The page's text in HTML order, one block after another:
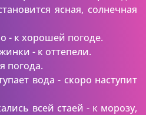
ясная, солнечная
- к хорошей погоде.
- к оттепели.
погода.
вода - скоро наступит
всей стаей - к морозу,